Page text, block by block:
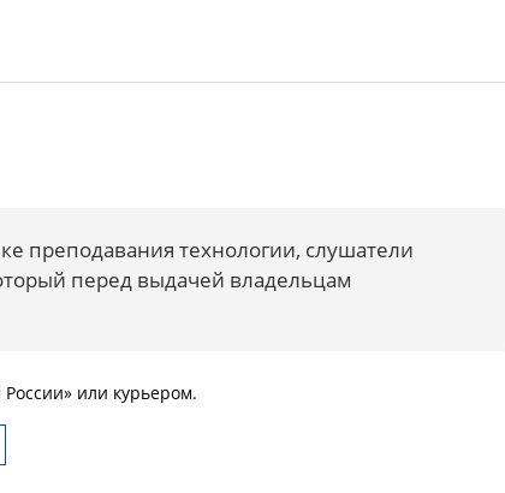
преподавания технологии, слушатели
перед выдачей владельцам
или курьером.